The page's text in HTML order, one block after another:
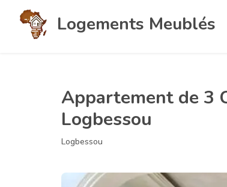
Logements Meublés
Appartement de 3
Logbessou
Logbessou